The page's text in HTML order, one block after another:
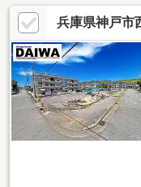
兵庫県神戸市